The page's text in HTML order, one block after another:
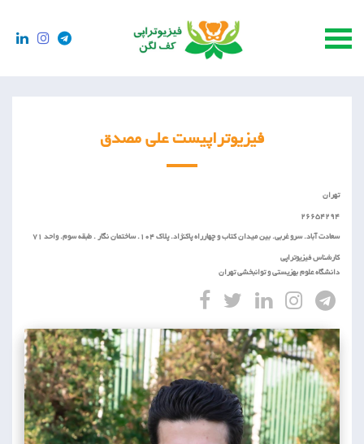
فیزیوتراپیست علی مصدق
تهران
26654294
سعادت آباد. سرو غربی. بین میدان کتاب و چهارراه پاکنژاد. پلاک 104. ساختمان نگار . طبقه سوم. واحد 71
کارشناس فیزیوتراپی
دانشگاه علوم بهزیستی و توانبخشی تهران